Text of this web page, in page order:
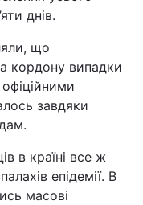
днів.
що
кордону випадки
завдяки
в країні все ж
епідемії. В
масові